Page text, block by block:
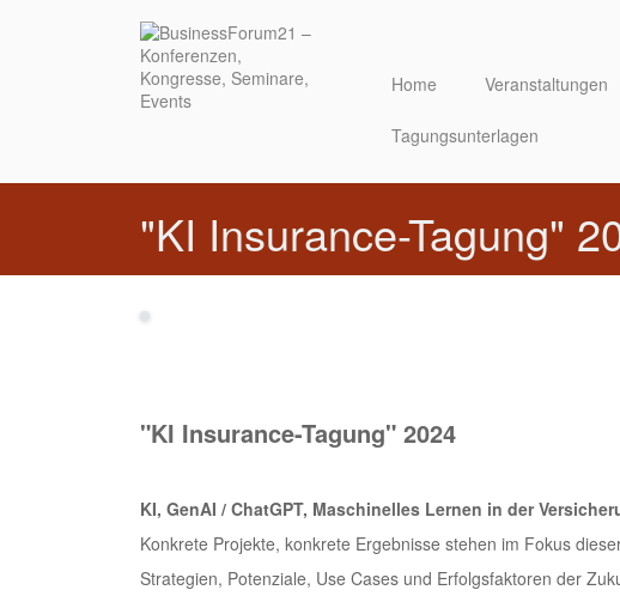
Home Veranstaltungen
Tagungsunterlagen
"KI Insurance-Tagung"
"KI Insurance-Tagung" 2024
KI, GenAI / ChatGPT, Maschinelles Lernen in der
Konkrete Projekte, konkrete Ergebnisse stehen im Fokus
Strategien, Potenziale, Use Cases und Erfolgsfaktoren der